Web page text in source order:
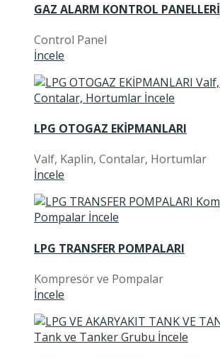
GAZ ALARM KONTROL PANELLERİ
Control Panel
İncele
LPG OTOGAZ EKİPMANLARI
Valf, Kaplin, Contalar, Hortumlar
İncele
LPG TRANSFER POMPALARI
Kompresör ve Pompalar
İncele